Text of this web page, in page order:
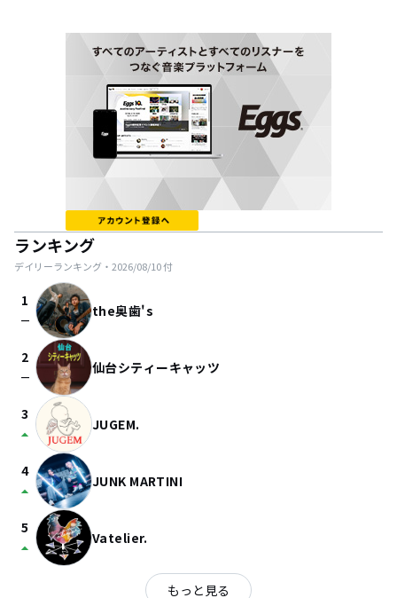
ランキング
デイリーランキング・ 2026/08/10付
1
check_indeterminate_small the奥歯's
2
check_indeterminate_small 仙台シティーキャッツ
3
arrow_drop_up JUGEM.
4
arrow_drop_up JUNK MARTINI
5
arrow_drop_up Vatelier.
もっと見る